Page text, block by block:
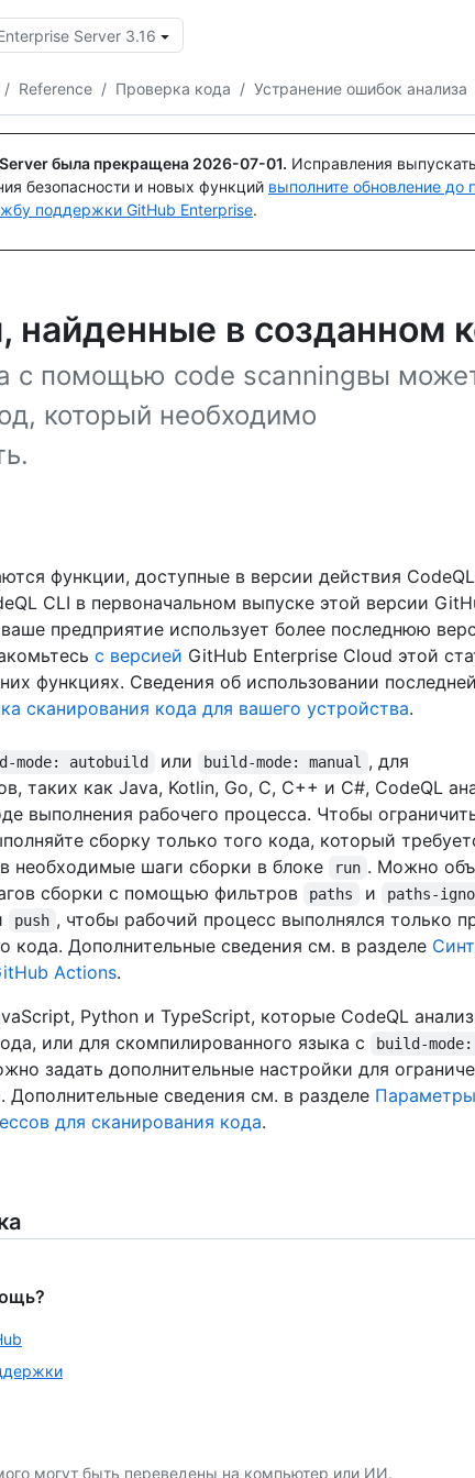
Server 3.16
/ Reference / Проверка кода / Устранение ошибок анализа
была прекращена 2026-07-01. Исправления
безопасности и новых функций выполните обновление до
поддержки GitHub Enterprise.
найденные в созданном
с помощью code scanningвы
который необходимо
функции, доступные в версии действия
CLI в первоначальном выпуске этой версии
предприятие использует более последнюю
с версией GitHub Enterprise Cloud этой
функциях. Сведения об использовании
сканирования кода для вашего устройства.
mode: autobuild или build-mode: manual
, для
таких как Java, Kotlin, Go, C, C++ и C#, CodeQL
выполнения рабочего процесса. Чтобы
сборку только того кода, который
необходимые шаги сборки в блоке
run . Можно
сборки с помощью фильтров
paths и paths-
push , чтобы рабочий процесс выполнялся только
кода. Дополнительные сведения см. в разделе
Actions.
Python и TypeScript, которые CodeQL
или для скомпилированного языка с
build-mode:
задать дополнительные настройки для
Дополнительные сведения см. в разделе Параметры
для сканирования кода.
могут быть переведены на компьютер или ИИ.